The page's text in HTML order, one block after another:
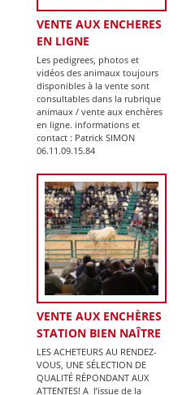
VENTE AUX ENCHERES
EN LIGNE
Les pedigrees, photos et
vidéos des animaux toujours
disponibles à la vente sont
consultables dans la rubrique
animaux / vente aux enchères
en ligne. informations et
contact : Patrick SIMON
06.11.09.15.84
VENTE AUX ENCHÈRES
STATION BIEN NAÎTRE
LES ACHETEURS AU RENDEZ-
VOUS, UNE SÉLECTION DE
QUALITÉ RÉPONDANT AUX
ATTENTES! A l’issue de la